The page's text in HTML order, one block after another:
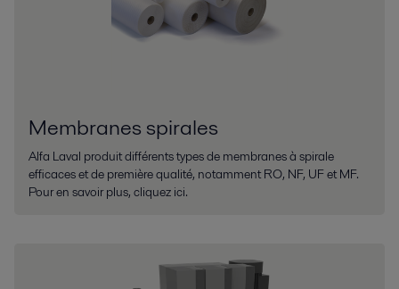
Membranes spirales
Alfa Laval produit différents types de membranes à spirale
efficaces et de première qualité, notamment RO, NF, UF et MF.
Pour en savoir plus, cliquez ici.